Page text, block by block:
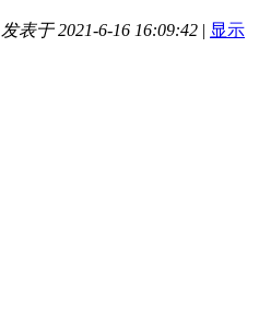
发表于 2021-6-16 16:09:42 | 显示